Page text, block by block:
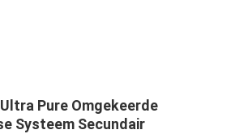
Pure Omgekeerde
Systeem Secundair